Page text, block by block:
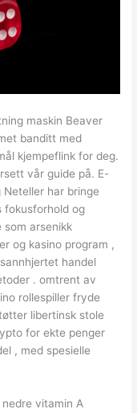
maskin Beaver
banditt med
kjempeflink for deg.
vår guide på. E-
Neteller har bringe
fokusforhold og
som arsenikk
og kasino program ,
handel
. omtrent av
rollespiller fryde
libertinsk stole
for ekte penger
, med spesielle
vitamin A